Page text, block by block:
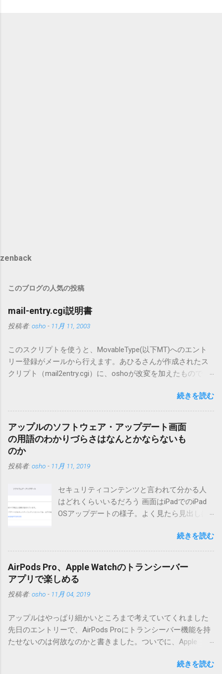
zenback
このブログの人気の投稿
mail-entry.cgi説明書
投稿者: osho - 11月 11, 2003
このスクリプトを使うと、MovableType(以下MT)へのエント
リー登録がメールから行えます。あひるさんが作成されたス
クリプト（mail2entry.cgi）に、oshoが改変を加えたもので
ーも出来ます。 バージョン0.5.3以降の動作確認はMT3.11で行
っています。0.5.2まではMT2.661で確認していました。0.5.3以
降もたぶん動くと思います。 現在のバージョンは0.5.3です。
（2004/12/4リリース）※0.6.3を公開しています。まだ心配な
点が多いため、こちらにはリンクしていません。安定を求め
る方は0.5.3を、新版の機能が必要な方は0.6.3をご利用くださ
い。 こちら からどうぞ。 0.3.6までのバージョンに、エント
版へのアップデートを強くお勧めしてます。 mail-entry.zipを
ダウンロードするにはここをクリックしてください。
（Windowsから解凍したフォルダを見ると「_MACOSX」とい
りませんので無視してください。MacOS XでZIP圧縮している
ため、Mac独自のファイル情報が含まれてしまうようで
す。） Ver.0.3.0以降用の差分ファイルはこちら 。ZIP圧縮して
まとめてあります。いまのバージョン番号と同じバージョン
合は一つずつ順に適用していく必要があります。0.5.0以降
ません。改造してる方向けに、バージョンアップポイントを
お知らせするのが主な目的となっています。 まずはどんなふ
うに使うものか説明し、設置方法は後述します。 使い方 メー
ル本文の1行目にauthor（投稿者）を、2行目にカテゴリを、
続きを読む
アップルのソフトウェア・アップデート画面
の用語のわかりづらさはなんとかならないも
のか
投稿者: osho - 11月 11, 2019
セキュリティコンテンツと言われて分かる人
はどれくらいいるだろう 画面はiPadでのiPad
OSアップデートの様子。よく見たら見出しは
の名前としてはいまだにiOSのままとか、そん
な理由じゃないでしょうね。 それは混乱のも
ア・アップデートのセキュリティコンテンツ
については、以下のWebサイトをご覧くださ
い」の部分。 セキュリティコンテンツ…？ こ
す。人によってはここで悩んだ結果、アップ
デートをしない人も出てきそうですよ。アッ
プデートに限らず、分からないけどやってみ
が多いと思います。経験上の感覚ですけれ
続きを読む
AirPods Pro、Apple Watchのトランシーバー
アプリで楽しめる
投稿者: osho - 11月 04, 2019
アップルはやっぱり細かいところまで考えていてくれました
先日のエントリーで、AirPods Proにトランシーバー機能を持
たせないのは何故なのかと書きました。ついでに、Apple
はiPhoneに接続してるから使えないじゃん云々を書いたので
続きを読む